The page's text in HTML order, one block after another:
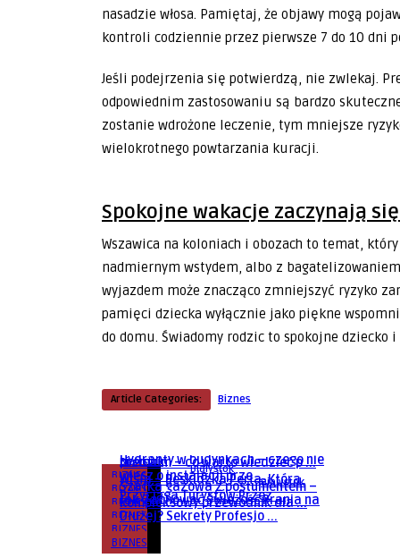
nasadzie włosa. Pamiętaj, że objawy mogą
kontroli codziennie przez pierwsze 7 do 10 dni
Jeśli podejrzenia się potwierdzą, nie zwlekaj.
odpowiednim zastosowaniu są bardzo
zostanie wdrożone leczenie, tym mniejsze
wielokrotnego powtarzania kuracji.
Spokojne wakacje zaczynają
Wszawica na koloniach i obozach to temat,
nadmiernym wstydem, albo z
wyjazdem może znacząco zmniejszyć ryzyko
pamięci dziecka wyłącznie jako piękne
do domu. Świadomy rodzic to spokojne dziecko
Article Categories: Biznes
BIZNES
BIZNES
premium – co warto wiedzieć p ...
BIZNES
Hydranty w budynkach – czego nie
wiesz o instalacji prze ...
BIZNES
Bialystok
Wisła – Beskidzka Perła, Która
Przyciąga Turystów Przez ...
BIZNES
Bialystok
Szafka gazowa z postumentem –
kompleksowy przewodnik dla ...
BIZNES
Bialystok
Jak Zachować Świeżość Prania na
Dłużej? Sekrety Profesjo ...